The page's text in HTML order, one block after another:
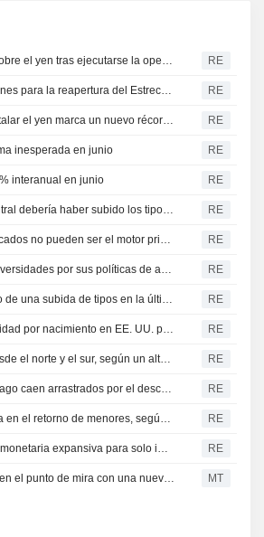
El BCE supo de la intervención de EE. UU. sobre el yen tras ejecutarse la operación, según el FT RE
El petróleo sube ante la inquietud por los planes para la reapertura del Estrecho de Ormuz RE
La intervención de Japón en abril para apuntalar el yen marca un nuevo récord diario RE
inesperada en junio RE
interanual en junio RE
Musalem, de la Fed, afirma que el banco central debería haber subido los tipos en la última reunión RE
Musalem, de la Fed, advierte de que los mercados no pueden ser el motor principal de la política monetaria RE
EE. UU. intensifica el escrutinio sobre las universidades por sus políticas de admisión, diversidad y las protestas propalestinas RE
Musalem, de la Fed, afirma que fue partidario de una subida de tipos en la última reunión de política monetaria RE
Trump firma decretos para limitar la nacionalidad por nacimiento en EE. UU. pese al fallo del Tribunal Supremo RE
Arabia Saudita prevé ataques inminentes desde el norte y el sur, según un alto cargo RE
GANADERÍA-Los futuros de ganado en Chicago caen arrastrados por el descenso de Wall Street RE
Marruecos, dispuesto a cooperar con España en el retorno de menores, según los medios estatales RE
Musalem, de la Fed, se opone a una política monetaria expansiva para solo impulsar la productividad RE
Los piratas informáticos ponen a Wall Street en el punto de mira con una nueva oleada de ataques MT